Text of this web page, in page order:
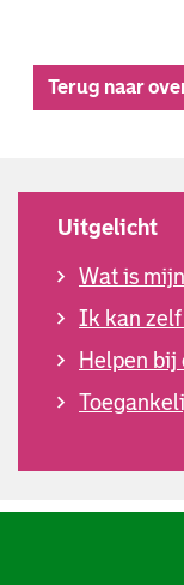
Terug naar
Uitgelicht
Wat is
Ik kan zelf
Helpen bij